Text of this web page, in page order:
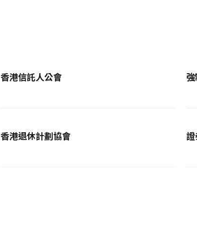
香港信託人公會
香港退休計劃協會